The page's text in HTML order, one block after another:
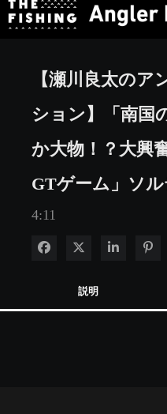
【瀬川良太のア
ション】「南国
か大物！？大興
GTゲーム」ソ
4:11
Facebook で共有
Xで共有する
LinkedIn
説明